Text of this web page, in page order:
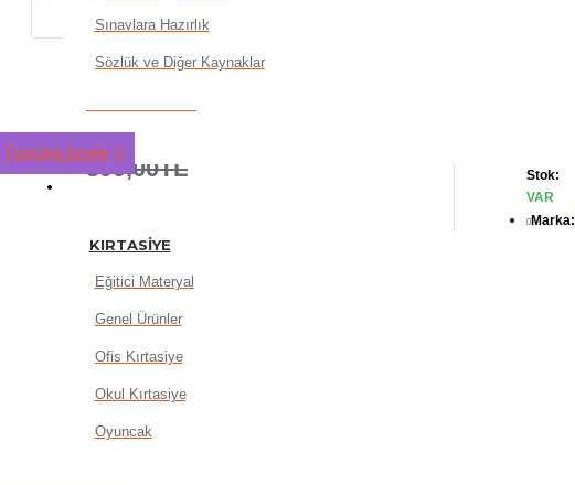
Sınavlara Hazırlık
Sözlük ve Diğer Kaynaklar
Tümünü İncele
KIRTASIYE
Eğitici Materyal
Genel Ürünler
Ofis Kırtasiye
Okul Kırtasiye
Oyuncak
Stilo Bant Makinası Maxi Kırmızı
319,20TL
399,00TL
Stok:
VAR
Marka:
SEPETE EKLE
HEMEN AL